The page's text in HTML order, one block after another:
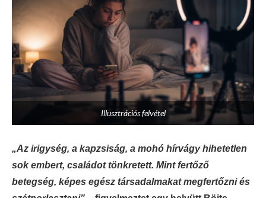
Illusztrációs felvétel
„Az irigység, a kapzsiság, a mohó hírvágy hihetetlen
sok embert, családot tönkretett. Mint fertőző
betegség, képes egész társadalmakat megfertőzni és